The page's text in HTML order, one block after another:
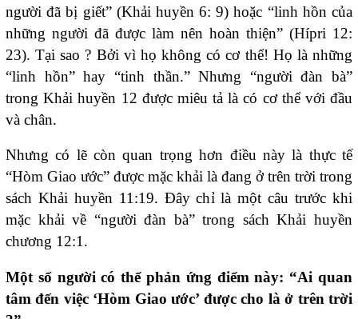
người đã bị giết” (Khải huyền 6: 9) hoặc “linh hồn của
những người đã được làm nên hoàn thiện” (Hípri 12:
23). Tại sao ? Bởi vì họ không có cơ thể! Họ là những
“linh hồn” hay “tinh thần.” Nhưng “người đàn bà”
trong Khải huyền 12 được miêu tả là có cơ thể với đầu
và chân.
Nhưng có lẽ còn quan trọng hơn điều này là thực tế
“Hòm Giao ước” được mặc khải là đang ở trên trời trong
sách Khải huyền 11:19. Đây chỉ là một câu trước khi
mặc khải về “người đàn bà” trong sách Khải huyền
chương 12:1.
Một số người có thể phản ứng điểm này: “Ai quan
tâm đến việc ‘Hòm Giao ước’ được cho là ở trên trời